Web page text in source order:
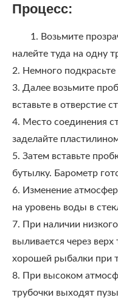
Процесс:
1. Возьмите
налейте туда на одну
2. Немного подкрасьте
3. Далее возьмите
вставьте в отверстие
4. Место соединения
заделайте
5. Затем вставьте
бутылку. Барометр
6. Изменение
на уровень воды в
7. При наличии
выливается через
хорошей рыбалки при
8. При высоком
трубочки выходят